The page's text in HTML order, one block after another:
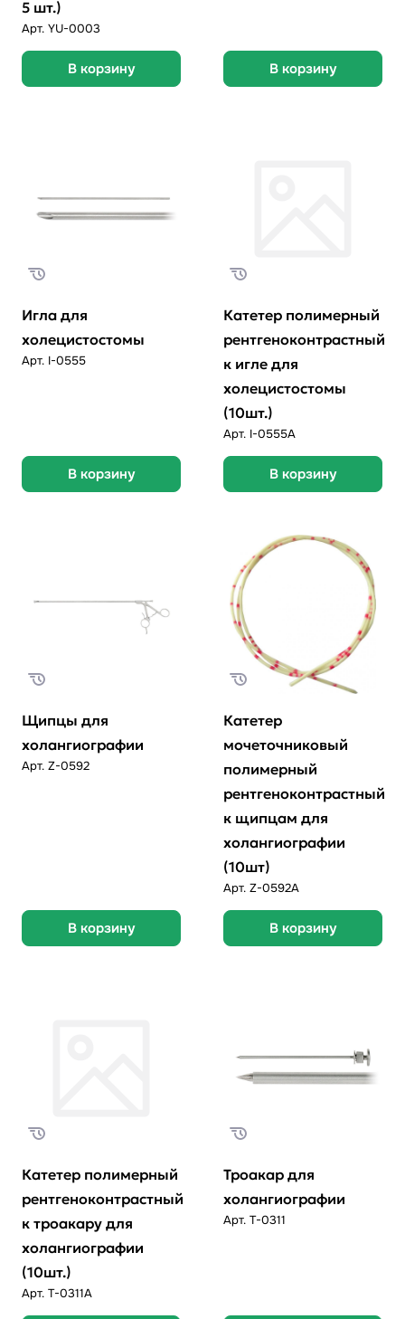
5 шт.)
Арт. YU-0003
В корзину В корзину
Игла для
холецистостомы
Арт. I-0555
В корзину
Катетер полимерный
рентгеноконтрастный
к игле для
холецистостомы
(10шт.)
Арт. I-0555А
В корзину
Щипцы для
холангиографии
Арт. Z-0592
В корзину
Катетер
мочеточниковый
полимерный
рентгеноконтрастный
к щипцам для
холангиографии
(10шт)
Арт. Z-0592А
В корзину
Катетер полимерный
рентгеноконтрастный
к троакару для
холангиографии
(10шт.)
Арт. Т-0311А
Троакар для
холангиографии
Арт. T-0311